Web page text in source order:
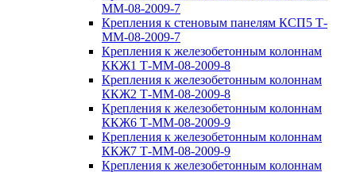
ММ-08-2009-7
Крепления к стеновым панелям КСП5 Т-
ММ-08-2009-7
Крепления к железобетонным колоннам
ККЖ1 Т-ММ-08-2009-8
Крепления к железобетонным колоннам
ККЖ2 Т-ММ-08-2009-8
Крепления к железобетонным колоннам
ККЖ6 Т-ММ-08-2009-9
Крепления к железобетонным колоннам
ККЖ7 Т-ММ-08-2009-9
Крепления к железобетонным колоннам